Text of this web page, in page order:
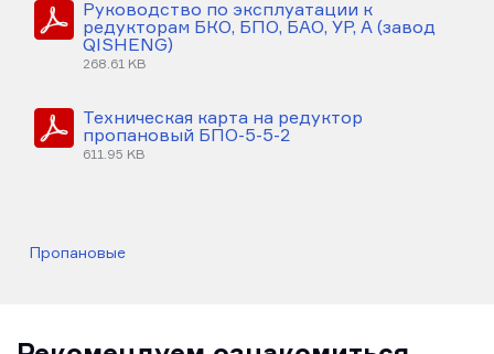
Руководство по эксплуатации к
редукторам БКО, БПО, БАО, УР, А (завод
QISHENG)
268.61 KB
Техническая карта на редуктор
пропановый БПО-5-5-2
611.95 KB
Пропановые